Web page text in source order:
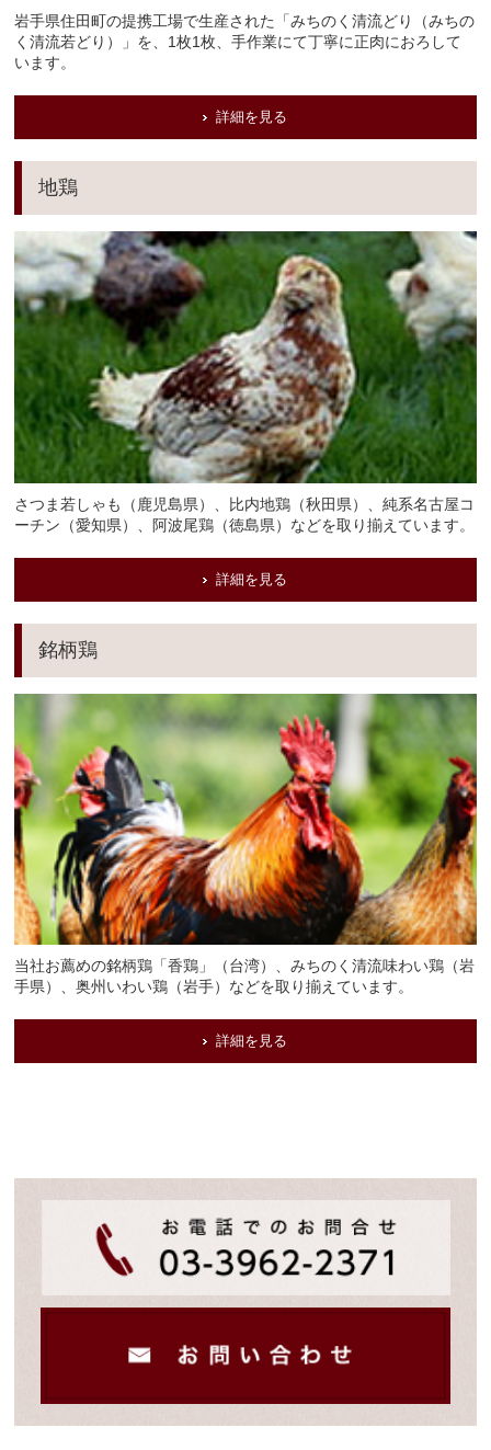
岩手県住田町の提携工場で生産された「みちのく清流どり（みちの
く清流若どり）」を、1枚1枚、手作業にて丁寧に正肉におろして
います。
詳細を見る
地鶏
さつま若しゃも（鹿児島県）、比内地鶏（秋田県）、純系名古屋コ
ーチン（愛知県）、阿波尾鶏（徳島県）などを取り揃えています。
詳細を見る
銘柄鶏
当社お薦めの銘柄鶏「香鶏」（台湾）、みちのく清流味わい鶏（岩
手県）、奥州いわい鶏（岩手）などを取り揃えています。
詳細を見る